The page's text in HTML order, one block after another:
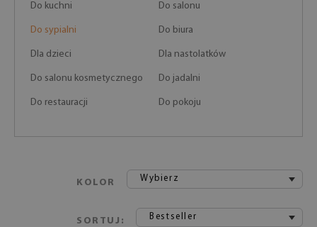
Do kuchni Do salonu
Do sypialni Do biura
Dla dzieci Dla nastolatków
Do salonu kosmetycznego Do jadalni
Do restauracji Do pokoju
KOLOR Wybierz
SORTUJ: Bestseller